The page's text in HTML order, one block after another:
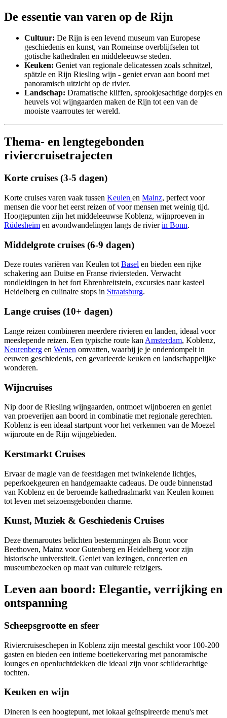
De essentie van varen op de Rijn
Cultuur: De Rijn is een levend museum van Europese
geschiedenis en kunst, van Romeinse overblijfselen tot
gotische kathedralen en middeleeuwse steden.
Keuken: Geniet van regionale delicatessen zoals schnitzel,
spätzle en Rijn Riesling wijn - geniet ervan aan boord met
panoramisch uitzicht op de rivier.
Landschap: Dramatische kliffen, sprookjesachtige dorpjes en
heuvels vol wijngaarden maken de Rijn tot een van de
mooiste vaarroutes ter wereld.
Thema- en lengtegebonden
riviercruisetrajecten
Korte cruises (3-5 dagen)
Korte cruises varen vaak tussen Keulen en Mainz, perfect voor
mensen die voor het eerst reizen of voor mensen met weinig tijd.
Hoogtepunten zijn het middeleeuwse Koblenz, wijnproeven in
Rüdesheim en avondwandelingen langs de rivierin Bonn.
Middelgrote cruises (6-9 dagen)
Deze routes variëren van Keulen totBasel en bieden een rijke
schakering aan Duitse en Franse riviersteden. Verwacht
rondleidingen in het fort Ehrenbreitstein, excursies naar kasteel
Heidelberg en culinaire stops in Straatsburg.
Lange cruises (10+ dagen)
Lange reizen combineren meerdere rivieren en landen, ideaal voor
meeslepende reizen. Een typische route kan Amsterdam, Koblenz,
Neurenberg en Wenen omvatten, waarbij je je onderdompelt in
eeuwen geschiedenis, een gevarieerde keuken en landschappelijke
wonderen.
Wijncruises
Nip door de Riesling wijngaarden, ontmoet wijnboeren en geniet
van proeverijen aan boord in combinatie met regionale gerechten.
Koblenz is een ideaal startpunt voor het verkennen van de Moezel
wijnroute en de Rijn wijngebieden.
Kerstmarkt Cruises
Ervaar de magie van de feestdagen met twinkelende lichtjes,
peperkoekgeuren en handgemaakte cadeaus. De oude binnenstad
van Koblenz en de beroemde kathedraalmarkt van Keulen komen
tot leven met seizoensgebonden charme.
Kunst, Muziek & Geschiedenis Cruises
Deze themaroutes belichten bestemmingen als Bonn voor
Beethoven, Mainz voor Gutenberg en Heidelberg voor zijn
historische universiteit. Geniet van lezingen, concerten en
museumbezoeken op maat van culturele reizigers.
Leven aan boord: Elegantie, verrijking en
ontspanning
Scheepsgrootte en sfeer
Riviercruiseschepen in Koblenz zijn meestal geschikt voor 100-200
gasten en bieden een intieme boetiekervaring met panoramische
lounges en openluchtdekken die ideaal zijn voor schilderachtige
tochten.
Keuken en wijn
Dineren is een hoogtepunt, met lokaal geïnspireerde menu's met